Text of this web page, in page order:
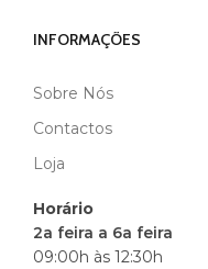
INFORMAÇÕES
Sobre Nós
Contactos
Loja
Horário
2a feira a 6a feira
09:00h às 12:30h